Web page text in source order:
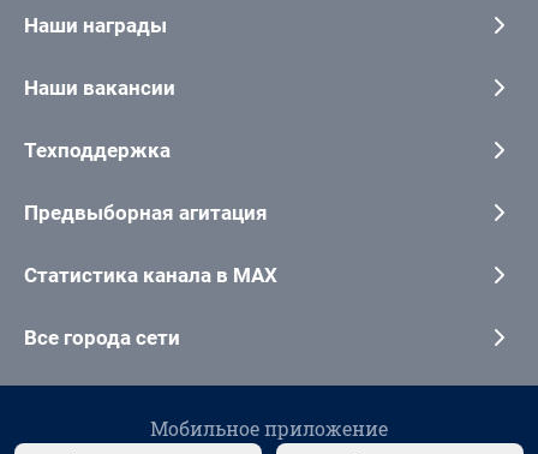
Наши награды
Наши вакансии
Техподдержка
Предвыборная агитация
Статистика канала в MAX
Все города сети
Мобильное приложение